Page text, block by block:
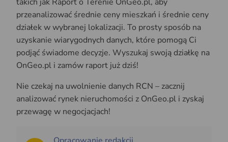
przeanalizować średnie ceny mieszkań i średnie ceny
działek w wybranej lokalizacji. To prosty sposób na
uzyskanie wiarygodnych danych, które pomogą Ci
podjąć świadome decyzje. Wyszukaj swoją działkę na
OnGeo.pl i zamów raport już dziś!
Nie czekaj na uwolnienie danych RCN – zacznij
analizować rynek nieruchomości z OnGeo.pl i zyskaj
przewagę w negocjacjach!